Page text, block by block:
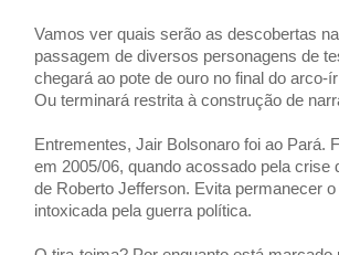
Vamos ver quais serão as descobertas
passagem de diversos personagens de
chegará ao pote de ouro no final do arco-
Ou terminará restrita à construção de
Entrementes, Jair Bolsonaro foi ao Pará.
em 2005/06, quando acossado pela
de Roberto Jefferson. Evita permanecer
intoxicada pela guerra política.